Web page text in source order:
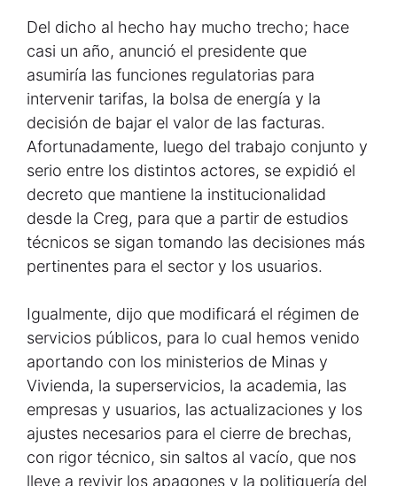
Del dicho al hecho hay mucho trecho; hace
casi un año, anunció el presidente que
asumiría las funciones regulatorias para
intervenir tarifas, la bolsa de energía y la
decisión de bajar el valor de las facturas.
Afortunadamente, luego del trabajo conjunto y
serio entre los distintos actores, se expidió el
decreto que mantiene la institucionalidad
desde la Creg, para que a partir de estudios
técnicos se sigan tomando las decisiones más
pertinentes para el sector y los usuarios.
Igualmente, dijo que modificará el régimen de
servicios públicos, para lo cual hemos venido
aportando con los ministerios de Minas y
Vivienda, la superservicios, la academia, las
empresas y usuarios, las actualizaciones y los
ajustes necesarios para el cierre de brechas,
con rigor técnico, sin saltos al vacío, que nos
lleve a revivir los apagones y la politiquería del